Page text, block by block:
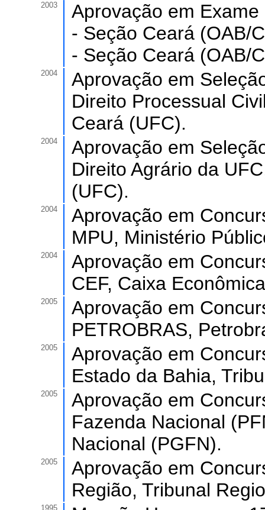
2003
Aprovação em
- Seção Ceará (OAB/
- Seção Ceará (OAB/
2004
Aprovação em
Direito Processual
Ceará (UFC).
2004
Aprovação em
Direito Agrário da
(UFC).
2004
Aprovação em
MPU, Ministério
2004
Aprovação em
CEF, Caixa
2005
Aprovação em
PETROBRAS,
2005
Aprovação em
Estado da Bahia,
2005
Aprovação em
Fazenda Nacional
Nacional (PGFN).
2005
Aprovação em
Região, Tribunal
1995